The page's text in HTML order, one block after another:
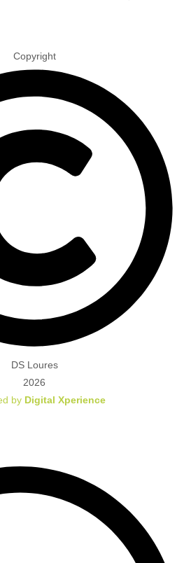
Copyright
DS Loures
2026
by Digital Xperience